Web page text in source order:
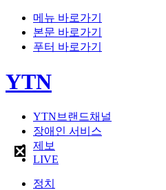
메뉴 바로가기
본문 바로가기
푸터 바로가기
YTN
YTN브랜드채널
장애인 서비스
제보
LIVE
정치